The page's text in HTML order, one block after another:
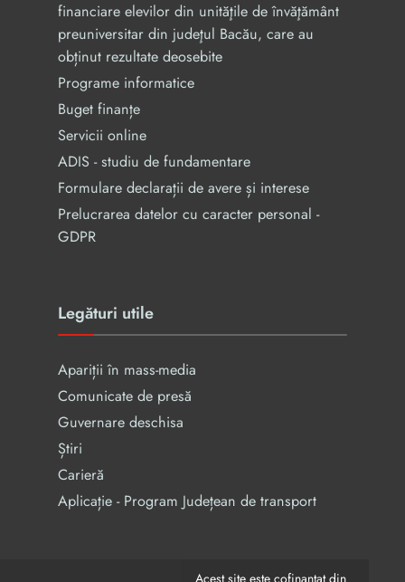
financiare elevilor din unităţile de învăţământ
preuniversitar din judeţul Bacău, care au
obținut rezultate deosebite
Programe informatice
Buget finanțe
Servicii online
ADIS - studiu de fundamentare
Formulare declarații de avere și interese
Prelucrarea datelor cu caracter personal -
GDPR
Legături utile
Apariții în mass-media
Comunicate de presă
Guvernare deschisa
Știri
Carieră
Aplicație - Program Județean de transport
Acest site este cofinanțat din